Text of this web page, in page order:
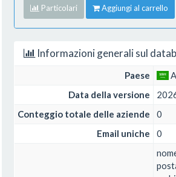
Particolari Aggiungi al carrello
Informazioni generali sul
Paese
Data della versione
Conteggio totale delle aziende
0
Email uniche
0